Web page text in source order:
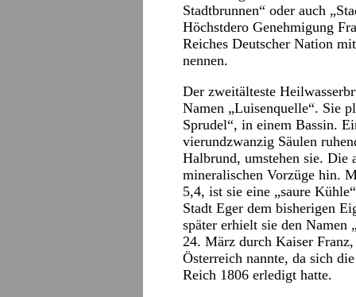
Stadtbrunnen“ oder auch
Höchstdero Genehmigung
Reiches Deutscher Nation
nennen.
Der zweitälteste
Namen „Luisenquelle“. Sie
Sprudel“, in einem Bassin.
vierundzwanzig Säulen
Halbrund, umstehen sie. Die
mineralischen Vorzüge hin.
5,4, ist sie eine „saure
Stadt Eger dem bisherigen
später erhielt sie den
24. März durch Kaiser
Österreich nannte, da sich
Reich 1806 erledigt hatte.